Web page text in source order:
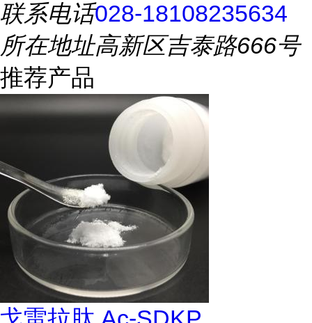
联系电话028-18108235634
所在地址高新区吉泰路666号
推荐产品